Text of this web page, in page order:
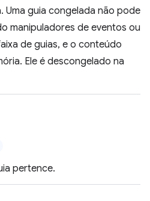
Uma guia congelada não pode
manipuladores de eventos ou
de guias, e o conteúdo
Ele é descongelado na
pertence.